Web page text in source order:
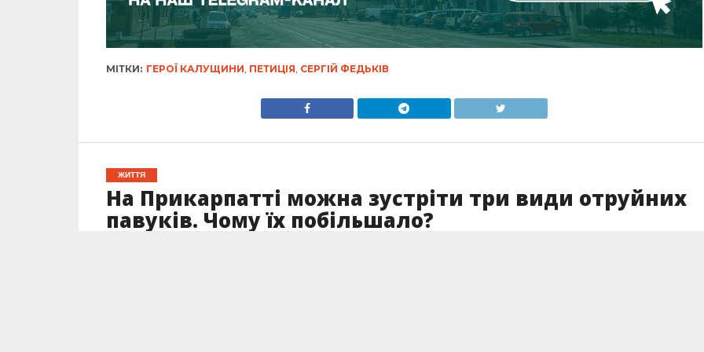
МІТКИ: ГЕРОЇ КАЛУЩИНИ ПЕТИЦІЯ СЕРГІЙ ФЕДЬКІВ
ЖИТТЯ
На Прикарпатті можна зустріти три види отруйних
павуків. Чому їх побільшало?